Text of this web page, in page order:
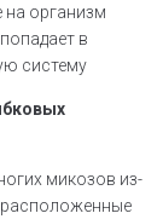
на организм
в
систему
микозов из-